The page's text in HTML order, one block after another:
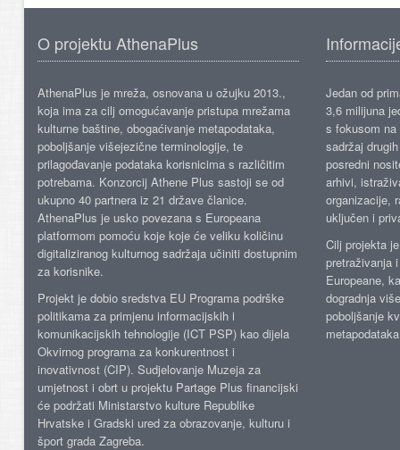
O projektu AthenaPlus
AthenaPlus je mreža, osnovana u ožujku 2013.,
koja ima za cilj omogućavanje pristupa mrežama
kulturne baštine, obogaćivanje metapodataka,
poboljšanje višejezične terminologije, te
prilagođavanje podataka korisnicima s različitim
potrebama. Konzorcij Athene Plus sastoji se od
ukupno 40 partnera iz 21 države članice.
AthenaPlus je usko povezana s Europeana
platformom pomoću koje koje će veliku količinu
digitaliziranog kulturnog sadržaja učiniti dostupnim
za korisnike.
Projekt je dobio sredstva EU Programa podrške
politikama za primjenu informacijskih i
komunikacijskih tehnologije (ICT PSP) kao dijela
Okvirnog programa za konkurentnost i
inovativnost (CIP). Sudjelovanje Muzeja za
umjetnost i obrt u projektu Partage Plus financijski
će podržati Ministarstvo kulture Republike
Hrvatske i Gradski ured za obrazovanje, kulturu i
šport grada Zagreba.
Jedan od
3,6 milijuna
s fokusom
sadržaj
posredni
arhivi,
organizacije,
uključen i
Cilj projekta
pretraživanja
Europeane,
dogradnja
poboljšanje